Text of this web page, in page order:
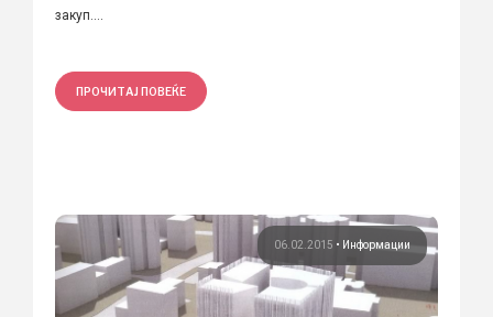
закуп....
ПРОЧИТАЈ ПОВЕЌЕ
06.02.2015 • Информации